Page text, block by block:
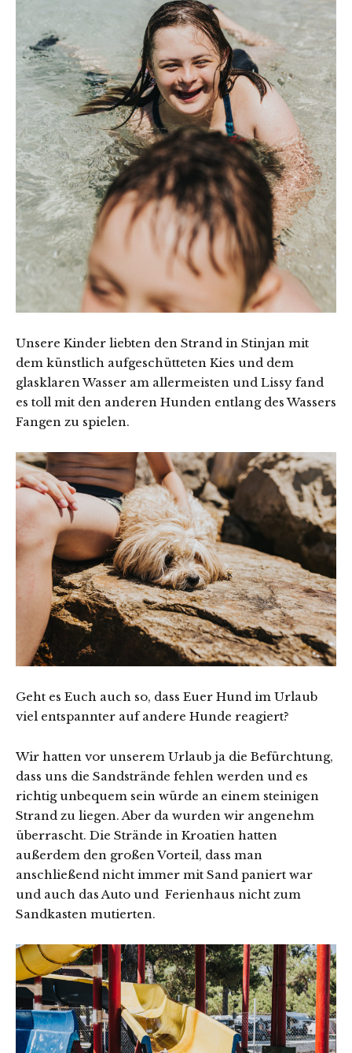
Unsere Kinder liebten den Strand in Stinjan mit
dem künstlich aufgeschütteten Kies und dem
glasklaren Wasser am allermeisten und Lissy fand
es toll mit den anderen Hunden entlang des Wassers
Fangen zu spielen.
Geht es Euch auch so, dass Euer Hund im Urlaub
viel entspannter auf andere Hunde reagiert?
Wir hatten vor unserem Urlaub ja die Befürchtung,
dass uns die Sandstrände fehlen werden und es
richtig unbequem sein würde an einem steinigen
Strand zu liegen. Aber da wurden wir angenehm
überrascht. Die Strände in Kroatien hatten
außerdem den großen Vorteil, dass man
anschließend nicht immer mit Sand paniert war
und auch das Auto und Ferienhaus nicht zum
Sandkasten mutierten.